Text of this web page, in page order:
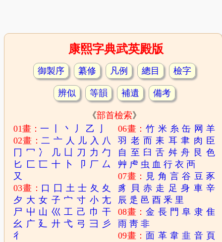
康熙字典武英殿版
御製序 纂修 凡例 總目 檢字
辨似 等韻 補遺 備考
《部首檢索》
01畫：一 丶 丿 乙
02畫：二 亠 人 儿 入 八
冂 冖 冫 几 凵 刀 力 勹
匕 匚 匸 十 卜 卩 厂 厶
又
03畫： 口 囗 土 士 夂 夊
夕 大 女 子 宀 寸 小 尢
尸 屮 山 巛 工 己 巾 干
幺 广 廴 廾 弋 弓 彐
彡
彳
06畫：竹 米 糸 缶 网 羊
羽 老 而 耒 耳 聿 肉 臣
自 至 臼 舌 舛 舟 艮 色
艸 虍 虫 血 行 衣 襾
07畫： 見 角 言 谷 豆 豕
豸
貝 赤 走 足 身 車 辛
辰 辵 邑 酉 釆 里
08畫：金 長 門 阜 隶 隹
雨 靑 非
09畫： 面 革 韋 韭 音 頁